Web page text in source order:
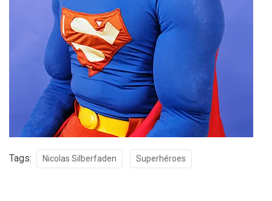
Tags: Nicolas Silberfaden Superhéroes